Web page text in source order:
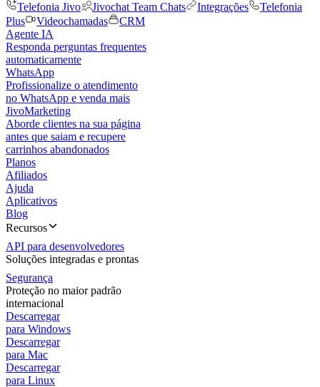
Telefonia Jivo
Jivochat Team Chats Integrações
Telefonia
Plus
Videochamadas
CRM
Agente IA
Responda perguntas frequentes
automaticamente
WhatsApp
Profissionalize o atendimento
no WhatsApp e venda mais
JivoMarketing
Aborde clientes na sua página
antes que saiam e recupere
carrinhos abandonados
Planos
Afiliados
Ajuda
Aplicativos
Blog
Recursos
API para desenvolvedores
Soluções integradas e prontas
Segurança
Proteção no maior padrão
internacional
Descarregar
para Windows
Descarregar
para Mac
Descarregar
para Linux